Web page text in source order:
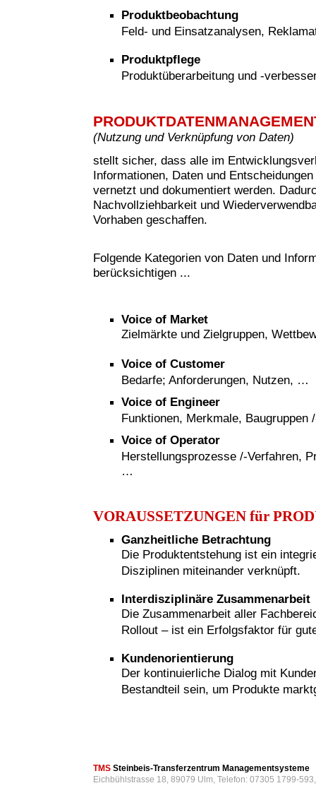
Produktbeobachtung
Feld- und Einsatzanalysen,
Produktpflege
Produktüberarbeitung und -
(Nutzung und Verknüpfung von Daten)
stellt sicher, dass alle im
Informationen, Daten und
vernetzt und dokumentiert werden.
Nachvollziehbarkeit und
Vorhaben geschaffen.
Folgende Kategorien von Daten und
berücksichtigen ...
Voice of Market
Zielmärkte und Zielgruppen,
Voice of Customer
Bedarfe; Anforderungen, Nutzen, …
Voice of Engineer
Funktionen, Merkmale,
Voice of Operator
Herstellungsprozesse /-Verfahren,
VORAUSSETZUNGEN für
Ganzheitliche Betrachtung
Die Produktentstehung ist ein
Disziplinen miteinander verknüpft.
Interdisziplinäre Zusammenarbeit
Die Zusammenarbeit aller
Rollout – ist ein Erfolgsfaktor für
Kundenorientierung
Der kontinuierliche Dialog mit
Bestandteil sein, um Produkte
TMS Steinbeis-Transferzentrum Managementsysteme
Eichbühlstrasse 18, 89079 Ulm, Telefon: 07305 1799-